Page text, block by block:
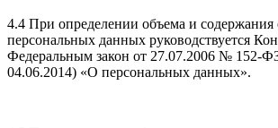
4.4 При определении объема и
персональных данных руководствуется
Федеральным закон от 27.07.2006 № 152-
04.06.2014) «О персональных данных».